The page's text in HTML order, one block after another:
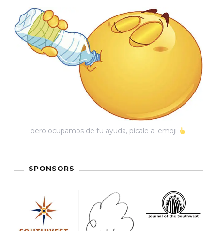
pero ocupamos de tu ayuda, pícale al emoji
SPONSORS